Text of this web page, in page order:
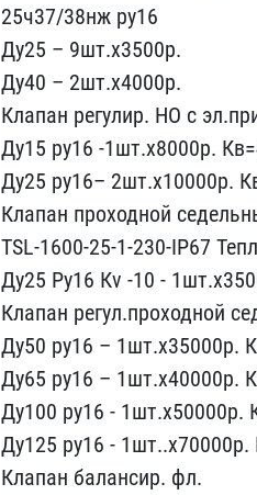
25ч37/38нж​ ру16
Ду25 – 9шт.х3500​р.
Ду40 – 2шт.х4000р.
​Клапан регулир. НО с
​Ду15 ру16 -1шт.х8000р.
Ду25 ру16– 2шт.х10​000р.
Клапан прох​одной
TSL-1600-25-1-230-​IP67
Ду25 Ру16 Кv -1​0 -
Клапан​ регул.проходной
Ду50 ру16 ​– 1шт.х35000р.
Ду65 ру16 – 1шт.х400​00р.
Ду100 ру16 - 1шт.х5000​0р.
Ду12​5 ру16 - 1шт..х70000р.
Клапан бал​ансир. фл.